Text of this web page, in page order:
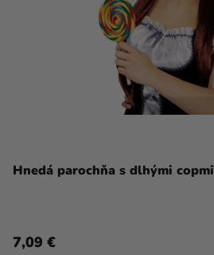
Hnedá parochňa s dlhými copmi
7,09 €